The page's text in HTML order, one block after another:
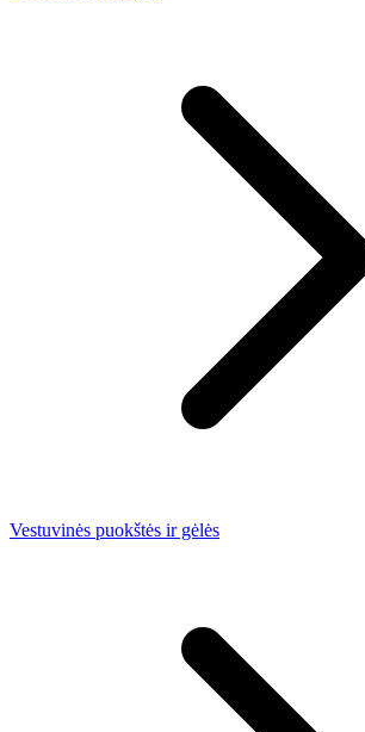
Vestuvinės puokštės ir gėlės